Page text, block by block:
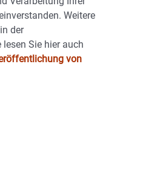
Weitere
der
lesen Sie hier auch
von